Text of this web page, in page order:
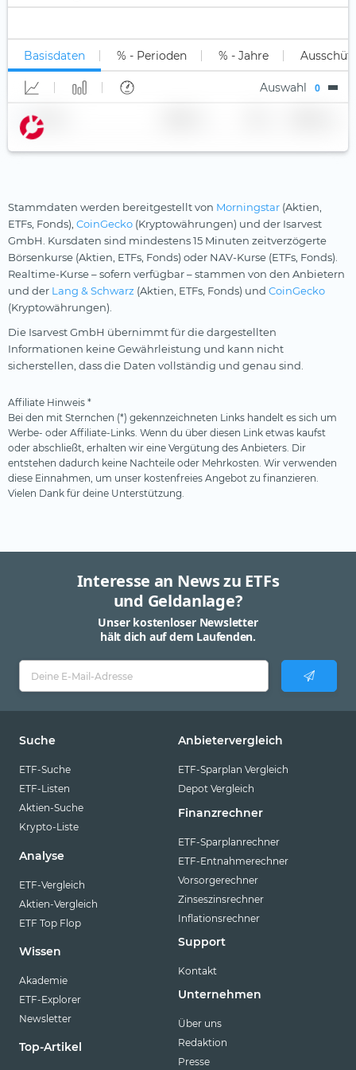
Multi-Asset
Nahrungsmittel- und Getränkeindustrie
Ölaktien
Quantencomputing
Robotik
Rüstungsindustrie
Seltene Erden
Silberminen
Smart City
Solarenergie
Starke Marken
Uran
Versicherer
Versorger
Windenergie
Xtrackers
YourIndex
Long-Only (1x)
Long Leveraged
Short
Short Leveraged
Basisdaten % - Perioden % - Jahre
Auswahl 0
Name
Stammdaten werden bereitgestellt von Morningstar (Aktien,
ETFs, Fonds), CoinGecko (Kryptowährungen) und der Isarvest
GmbH. Kursdaten sind mindestens 15 Minuten zeitverzögerte
Börsenkurse (Aktien, ETFs, Fonds) oder NAV-Kurse (ETFs, Fonds).
Realtime-Kurse – sofern verfügbar – stammen von den Anbietern
und der Lang & Schwarz (Aktien, ETFs, Fonds) und CoinGecko
(Kryptowährungen).
Die Isarvest GmbH übernimmt für die dargestellten
Informationen keine Gewährleistung und kann nicht
sicherstellen, dass die Daten vollständig und genau sind.
Affiliate Hinweis *
Bei den mit Sternchen (*) gekennzeichneten Links handelt es sich um
Werbe- oder Affiliate-Links. Wenn du über diesen Link etwas kaufst
oder abschließt, erhalten wir eine Vergütung des Anbieters. Dir
entstehen dadurch keine Nachteile oder Mehrkosten. Wir verwenden
diese Einnahmen, um unser kostenfreies Angebot zu finanzieren.
Vielen Dank für deine Unterstützung.
Interesse an News zu ETFs
und Geldanlage?
Unser kostenloser Newsletter
hält dich auf dem Laufenden.
Suche
ETF-Suche
ETF-Listen
Aktien-Suche
Krypto-Liste
Analyse
ETF-Vergleich
Aktien-Vergleich
ETF Top Flop
Wissen
Akademie
ETF-Explorer
Newsletter
Top-Artikel
Anbietervergleich
ETF-Sparplan Vergleich
Depot Vergleich
Finanzrechner
ETF-Sparplanrechner
ETF-Entnahmerechner
Vorsorgerechner
Zinseszinsrechner
Inflationsrechner
Support
Kontakt
Unternehmen
Über uns
Redaktion
Presse